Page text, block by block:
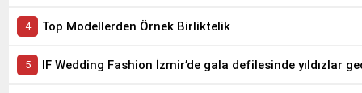
Top Modellerden Örnek Birliktelik
IF Wedding Fashion İzmir’de gala defilesinde yıldızlar